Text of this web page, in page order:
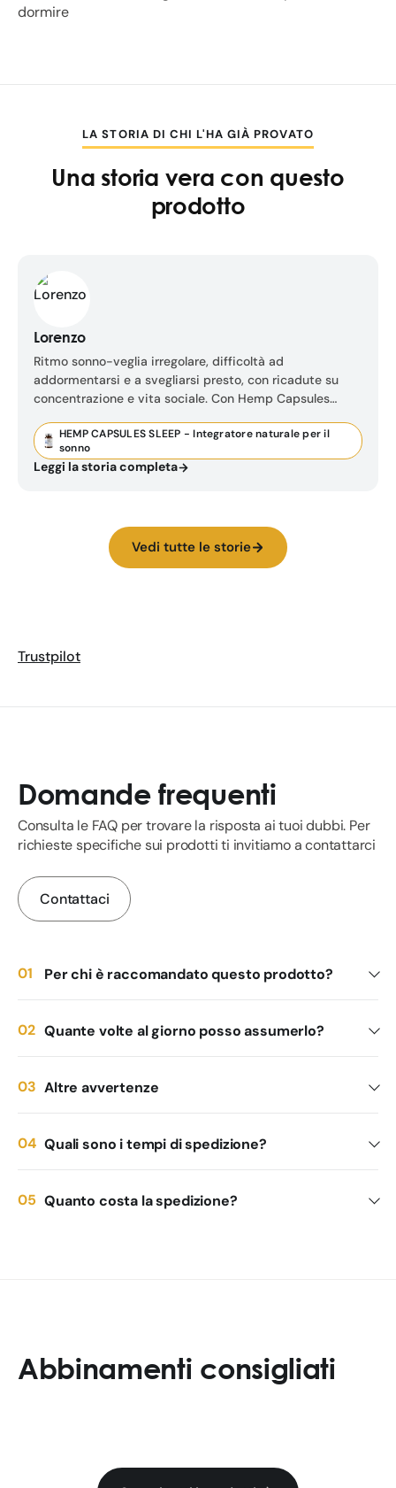
dormire
LA STORIA DI CHI L'HA GIÀ PROVATO
Una storia vera con questo
prodotto
Lorenzo
Ritmo sonno-veglia irregolare, difficoltà ad
addormentarsi e a svegliarsi presto, con ricadute su
concentrazione e vita sociale. Con Hemp Capsules
HEMP CAPSULES SLEEP - Integratore naturale per il
sonno
Leggi la storia completa
Vedi tutte le storie
Trustpilot
Domande frequenti
Consulta le FAQ per trovare la risposta ai tuoi dubbi. Per
richieste specifiche sui prodotti ti invitiamo a contattarci
Contattaci
Per chi è raccomandato questo prodotto?
Quante volte al giorno posso assumerlo?
Altre avvertenze
Quali sono i tempi di spedizione?
Quanto costa la spedizione?
Abbinamenti consigliati